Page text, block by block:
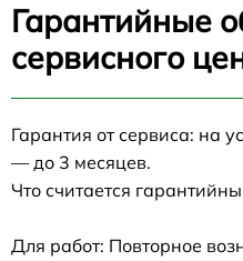
Гарантийные
сервисного
Гарантия от сервиса: на
— до 3 месяцев.
Что считается
Для работ: Повторное